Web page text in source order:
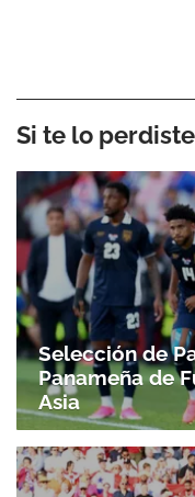
Gracias por
Si te lo perdiste
Selección de
Panameña de
Asia